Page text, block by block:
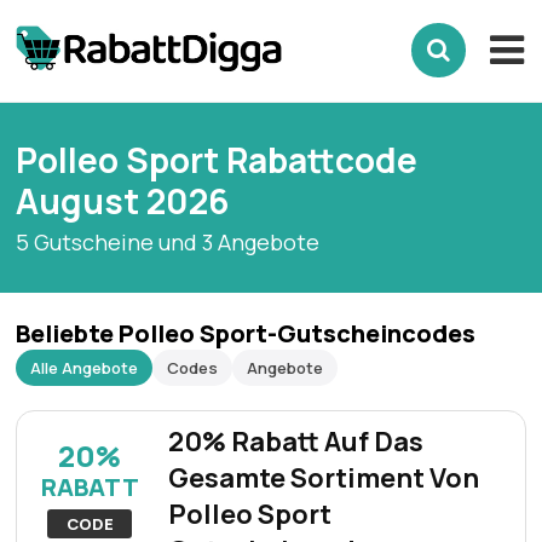
Polleo Sport Rabattcode
August 2026
5 Gutscheine und 3 Angebote
Beliebte Polleo Sport-Gutscheincodes
Alle Angebote Codes Angebote
20%
RABATT
CODE
20% Rabatt Auf Das
Gesamte Sortiment Von
Polleo Sport